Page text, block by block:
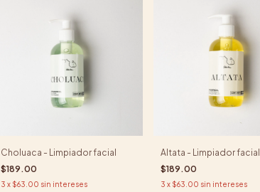
Choluaca - Limpiador facial
$189.00
3 x $63.00 sin intereses
Altata - Limpiador facial
$189.00
3 x $63.00 sin intereses